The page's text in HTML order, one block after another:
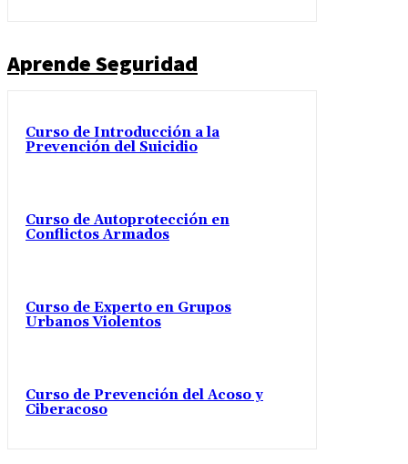
Aprende Seguridad
Curso de Introducción a la
Prevención del Suicidio
Curso de Autoprotección en
Conflictos Armados
Curso de Experto en Grupos
Urbanos Violentos
Curso de Prevención del Acoso y
Ciberacoso